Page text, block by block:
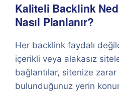
Kaliteli Backlink
Nasıl Planlanır?
Her backlink faydalı
içerikli veya alakasız
bağlantılar, sitenize
bulunduğunuz yerin